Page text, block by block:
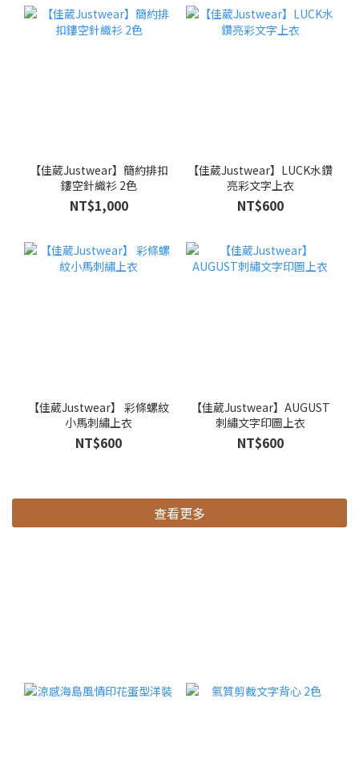
【佳葳Justwear】簡約排扣
鏤空針織衫 2色
NT$1,000
【佳葳Justwear】LUCK水鑽
亮彩文字上衣
NT$600
【佳葳Justwear】 彩條螺紋
小馬刺繡上衣
NT$600
【佳葳Justwear】AUGUST
刺繡文字印圖上衣
NT$600
查看更多